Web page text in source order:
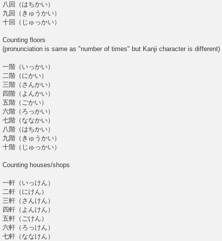
八回（はちかい）
九回（きゅうかい）
十回（じゅっかい）
Counting floors
(pronunciation is same as "number of times" but Kanji character is different)
一階（いっかい）
二階（にかい）
三階（さんかい）
四階（よんかい）
五階（ごかい）
六階（ろっかい）
七階（ななかい）
八階（はちかい）
九階（きゅうかい）
十階（じゅっかい）
Counting houses/shops
一軒（いっけん）
二軒（にけん）
三軒（さんけん）
四軒（よんけん）
五軒（ごけん）
六軒（ろっけん）
七軒（ななけん）